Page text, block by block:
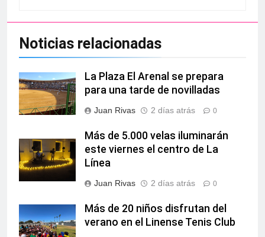
Noticias relacionadas
La Plaza El Arenal se prepara
para una tarde de novilladas
Juan Rivas 2 días atrás 0
Más de 5.000 velas iluminarán
este viernes el centro de La
Línea
Juan Rivas 2 días atrás 0
Más de 20 niños disfrutan del
verano en el Linense Tenis Club